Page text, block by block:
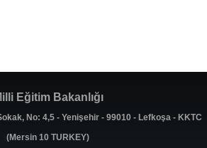
Eğitim Bakanlığı
No: 4,5 - Yenişehir - 99010 - Lefkoşa - KKTC
(Mersin 10 TURKEY)